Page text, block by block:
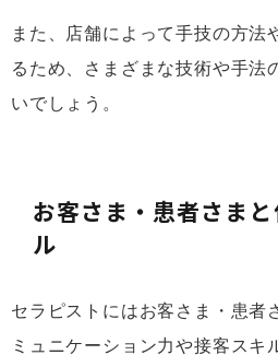
また、店舗によって手技の方
るため、さまざまな技術や手法
いでしょう。
お客さま・患者さま
ル
セラピストにはお客さま・患者
ミュニケーション力や接客スキ